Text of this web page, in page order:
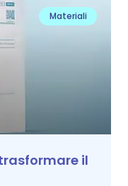
Materiali
il